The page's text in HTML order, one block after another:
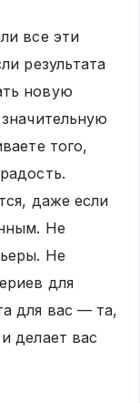
все эти
результата
новую
того,
даже если
Не
Не
для
для вас — та,
делает вас